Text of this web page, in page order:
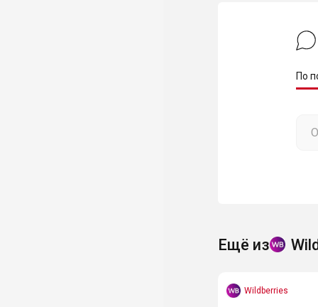
По
Ещё из
Wildberries